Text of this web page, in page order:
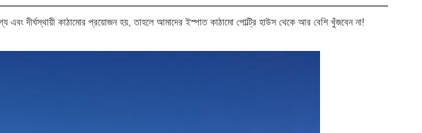
এবং দীর্ঘস্থায়ী কাঠামোর প্রয়োজন হয়, তাহলে আমাদের ইস্পাত কাঠামো পোল্ট্রি হাউস থেকে আর বেশি খুঁজবেন না!